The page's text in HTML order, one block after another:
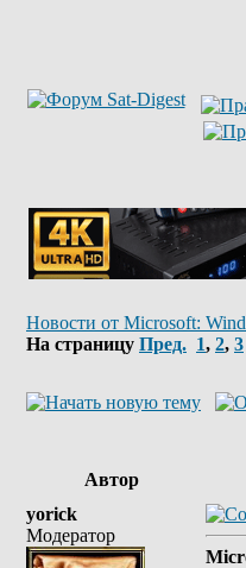
Новости от Microsoft:
На страницу Пред. 1, 2, 3
Автор
yorick
Модератор